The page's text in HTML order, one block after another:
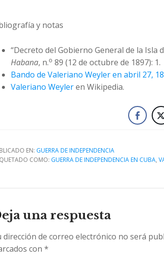
y notas
“Decreto del Gobierno General de la Isla
Habana, n.o 89 (12 de octubre de 1897): 1.
Bando de Valeriano Weyler en abril 27,
Valeriano Weyleren Wikipedia.
EN: GUERRA DE INDEPENDENCIA
COMO: GUERRA DE INDEPENDENCIA EN CUBA,
una respuesta
dirección de correo electrónico no será
con *